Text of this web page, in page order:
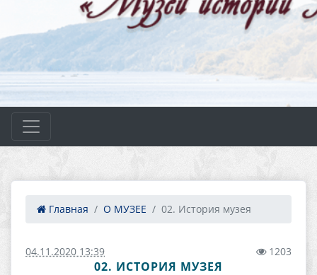
Главная О МУЗЕЕ 02. История музея
04.11.2020 13:39 1203
02. ИСТОРИЯ МУЗЕЯ